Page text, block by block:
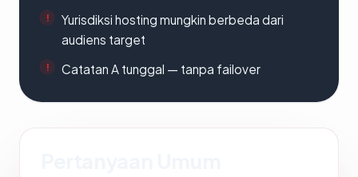
Yurisdiksi hosting mungkin berbeda dari
audiens target
Catatan A tunggal — tanpa failover